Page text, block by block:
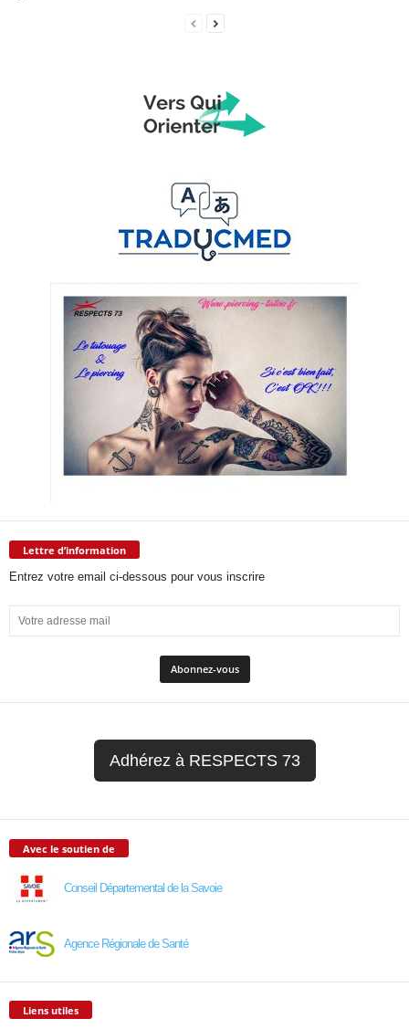
Lettre d’information
Entrez votre email ci-dessous pour vous inscrire
Adhérez à RESPECTS 73
Avec le soutien de
Conseil Départemental de la Savoie
Agence Régionale de Santé
Liens utiles